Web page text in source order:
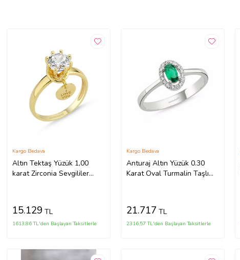
Altın Tektaş Yüzük 1,00
karat Zirconia Sevgililer
Kargo Bedava
15.129 TL
1613,86 TL'den Başlayan Taksitlerle
Anturaj Altın Yüzük 0.30
Karat Oval Turmalin Taşlı
Kargo Bedava
21.717 TL
2316,57 TL'den Başlayan Taksitlerle